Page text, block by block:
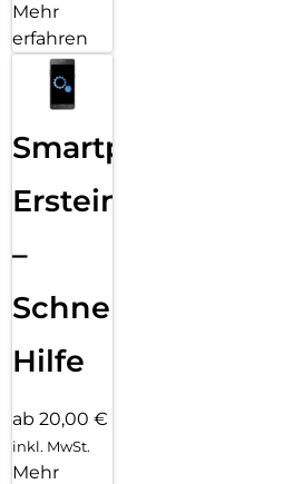
Mehr
erfahren
Smartphone
Ersteinrichtung
–
Schnelle
Hilfe
ab 20,00 €
inkl. MwSt.
Mehr